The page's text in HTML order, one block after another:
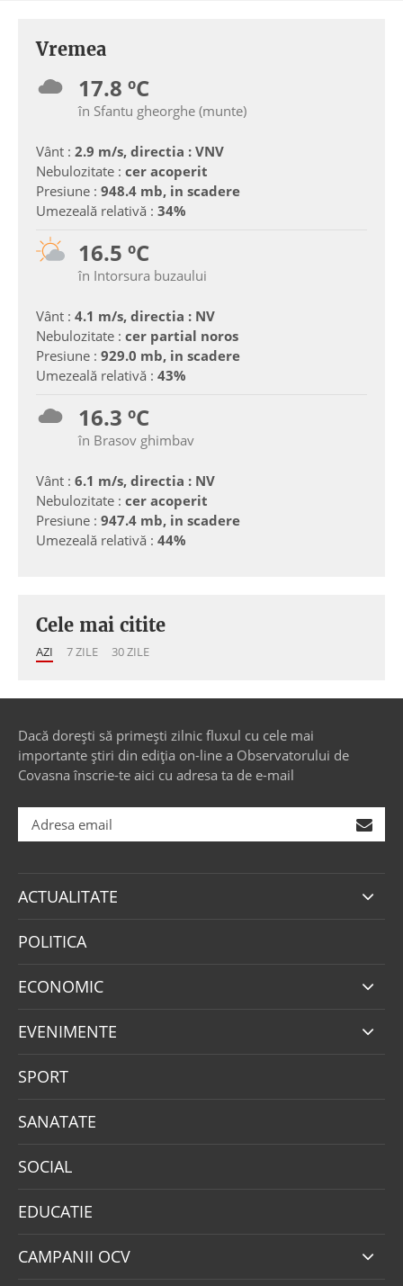
Vremea
17.8 ºC
în Sfantu gheorghe (munte)
Vânt : 2.9 m/s, directia : VNV
Nebulozitate : cer acoperit
Presiune : 948.4 mb, in scadere
Umezeală relativă : 34%
16.5 ºC
în Intorsura buzaului
Vânt : 4.1 m/s, directia : NV
Nebulozitate : cer partial noros
Presiune : 929.0 mb, in scadere
Umezeală relativă : 43%
16.3 ºC
în Brasov ghimbav
Vânt : 6.1 m/s, directia : NV
Nebulozitate : cer acoperit
Presiune : 947.4 mb, in scadere
Umezeală relativă : 44%
Cele mai citite
AZI 7 ZILE 30 ZILE
Dacă dorești să primești zilnic fluxul cu cele mai
importante știri din ediția on-line a Observatorului de
Covasna înscrie-te aici cu adresa ta de e-mail
ACTUALITATE
POLITICA
ECONOMIC
EVENIMENTE
SPORT
SANATATE
SOCIAL
EDUCATIE
CAMPANII OCV